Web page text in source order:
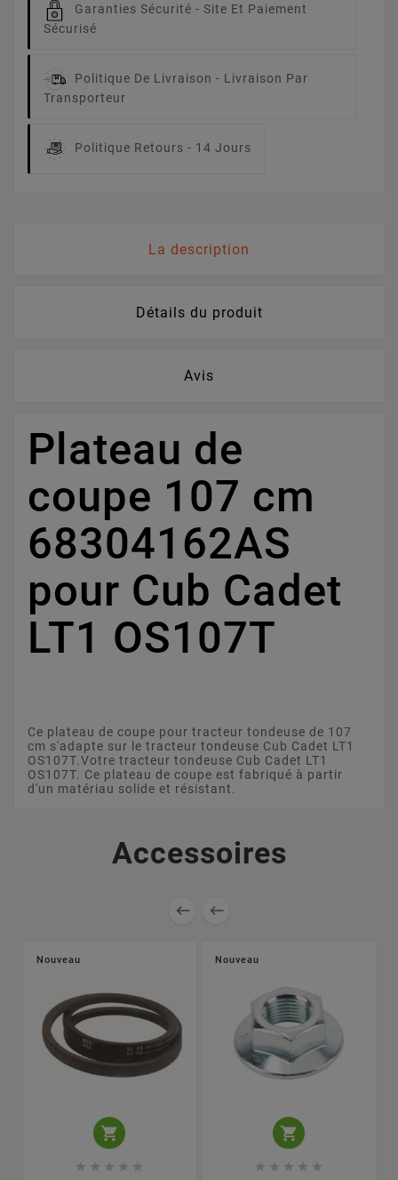
Garanties Sécurité - Site Et Paiement
Sécurisé
Politique De Livraison - Livraison Par
Transporteur
Politique Retours - 14 Jours
La description
Détails du produit
Avis
Plateau de
coupe 107 cm
68304162AS
pour Cub Cadet
LT1 OS107T
Ce plateau de coupe pour tracteur tondeuse de 107
cm s'adapte sur le tracteur tondeuse Cub Cadet LT1
OS107T.Votre tracteur tondeuse Cub Cadet LT1
OS107T. Ce plateau de coupe est fabriqué à partir
d'un matériau solide et résistant.
Accessoires
 
Nouveau

    
Nouveau

    